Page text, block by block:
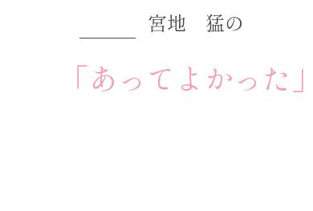
宮地 猛の
「あってよかった」